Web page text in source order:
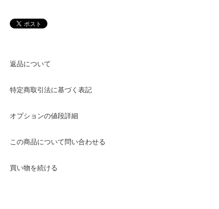
返品について
特定商取引法に基づく表記
オプションの値段詳細
この商品について問い合わせる
買い物を続ける